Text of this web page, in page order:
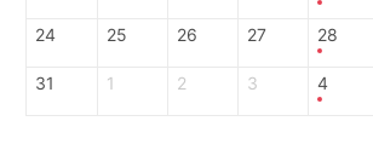
24 25 26 27 28
31 1 2 3 4